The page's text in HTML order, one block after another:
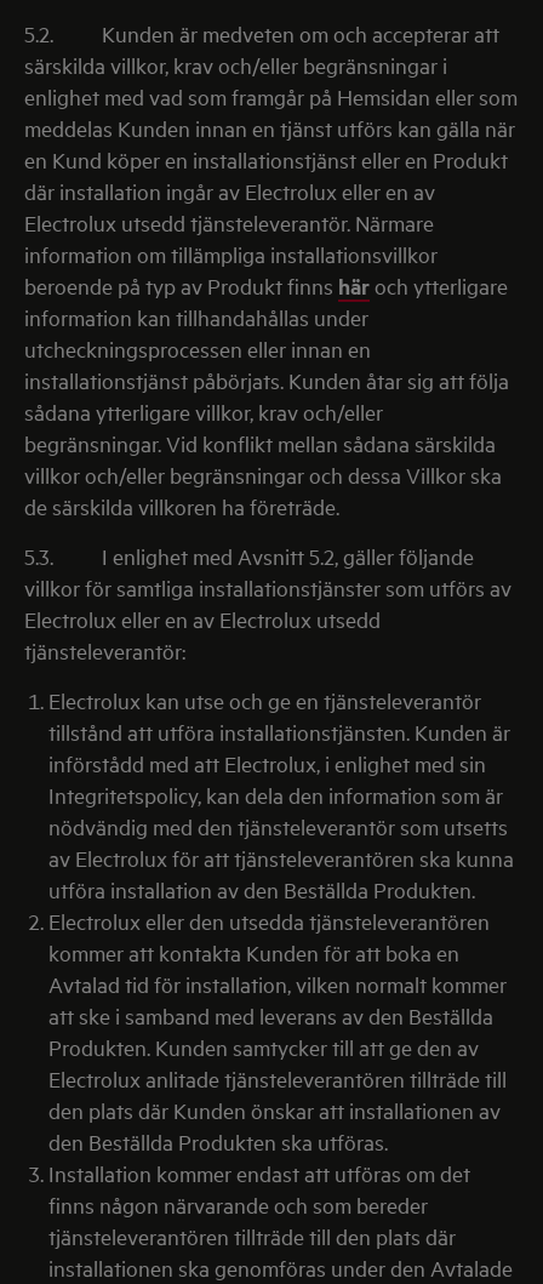
5.2. Kunden är medveten om och accepterar att
särskilda villkor, krav och/eller begränsningar i
enlighet med vad som framgår på Hemsidan eller som
meddelas Kunden innan en tjänst utförs kan gälla när
en Kund köper en installationstjänst eller en Produkt
där installation ingår av Electrolux eller en av
Electrolux utsedd tjänsteleverantör. Närmare
information om tillämpliga installationsvillkor
beroende på typ av Produkt finns häroch ytterligare
information kan tillhandahållas under
utcheckningsprocessen eller innan en
installationstjänst påbörjats. Kunden åtar sig att följa
sådana ytterligare villkor, krav och/eller
begränsningar. Vid konflikt mellan sådana särskilda
villkor och/eller begränsningar och dessa Villkor ska
de särskilda villkoren ha företräde.
5.3. I enlighet med Avsnitt 5.2, gäller följande
villkor för samtliga installationstjänster som utförs av
Electrolux eller en av Electrolux utsedd
tjänsteleverantör:
Electrolux kan utse och ge en tjänsteleverantör
tillstånd att utföra installationstjänsten. Kunden är
införstådd med att Electrolux, i enlighet med sin
Integritetspolicy, kan dela den information som är
nödvändig med den tjänsteleverantör som utsetts
av Electrolux för att tjänsteleverantören ska kunna
utföra installation av den Beställda Produkten.
Electrolux eller den utsedda tjänsteleverantören
kommer att kontakta Kunden för att boka en
Avtalad tid för installation, vilken normalt kommer
att ske i samband med leverans av den Beställda
Produkten. Kunden samtycker till att ge den av
Electrolux anlitade tjänsteleverantören tillträde till
den plats där Kunden önskar att installationen av
den Beställda Produkten ska utföras.
Installation kommer endast att utföras om det
finns någon närvarande och som bereder
tjänsteleverantören tillträde till den plats där
installationen ska genomföras under den Avtalade